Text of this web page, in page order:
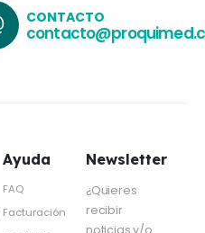
CONTACTO
Ayuda
FAQ
Facturación
Newsletter
¿Quieres
recibir
noticias y/o